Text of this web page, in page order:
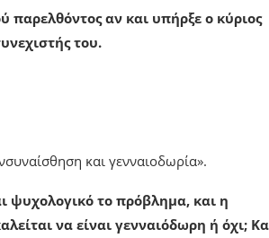
αν και υπήρξε ο κύριος
του.
και γενναιοδωρία».
ψυχολογικό το πρόβλημα, και η
να είναι γενναιόδωρη ή όχι;